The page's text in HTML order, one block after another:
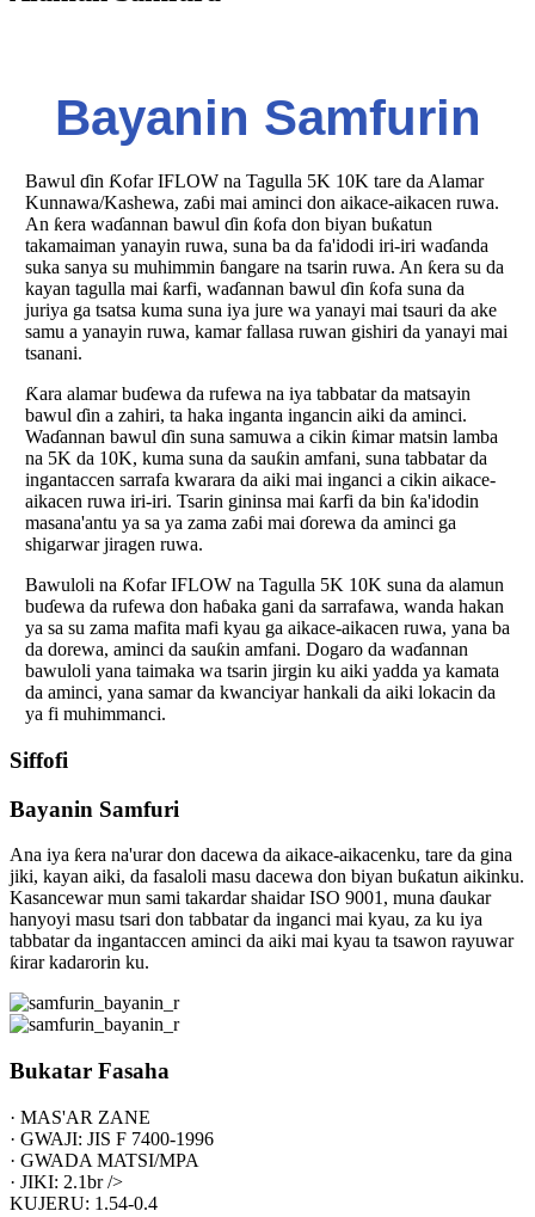
Bayanin Samfurin
Bawul ɗin Ƙofar IFLOW na Tagulla 5K 10K tare da Alamar
Kunnawa/Kashewa, zaɓi mai aminci don aikace-aikacen ruwa.
An ƙera waɗannan bawul ɗin ƙofa don biyan buƙatun
takamaiman yanayin ruwa, suna ba da fa'idodi iri-iri waɗanda
suka sanya su muhimmin ɓangare na tsarin ruwa. An ƙera su da
kayan tagulla mai ƙarfi, waɗannan bawul ɗin ƙofa suna da
juriya ga tsatsa kuma suna iya jure wa yanayi mai tsauri da ake
samu a yanayin ruwa, kamar fallasa ruwan gishiri da yanayi mai
tsanani.
Ƙara alamar buɗewa da rufewa na iya tabbatar da matsayin
bawul ɗin a zahiri, ta haka inganta ingancin aiki da aminci.
Waɗannan bawul ɗin suna samuwa a cikin ƙimar matsin lamba
na 5K da 10K, kuma suna da sauƙin amfani, suna tabbatar da
ingantaccen sarrafa kwarara da aiki mai inganci a cikin aikace-
aikacen ruwa iri-iri. Tsarin gininsa mai ƙarfi da bin ƙa'idodin
masana'antu ya sa ya zama zaɓi mai ɗorewa da aminci ga
shigarwar jiragen ruwa.
Bawuloli na Ƙofar IFLOW na Tagulla 5K 10K suna da alamun
buɗewa da rufewa don haɓaka gani da sarrafawa, wanda hakan
ya sa su zama mafita mafi kyau ga aikace-aikacen ruwa, yana ba
da dorewa, aminci da sauƙin amfani. Dogaro da waɗannan
bawuloli yana taimaka wa tsarin jirgin ku aiki yadda ya kamata
da aminci, yana samar da kwanciyar hankali da aiki lokacin da
ya fi muhimmanci.
Siffofi
Bayanin Samfuri
Ana iya ƙera na'urar don dacewa da aikace-aikacenku, tare da gina
jiki, kayan aiki, da fasaloli masu dacewa don biyan buƙatun aikinku.
Kasancewar mun sami takardar shaidar ISO 9001, muna ɗaukar
hanyoyi masu tsari don tabbatar da inganci mai kyau, za ku iya
tabbatar da ingantaccen aminci da aiki mai kyau ta tsawon rayuwar
ƙirar kadarorin ku.
Bukatar Fasaha
· MAS'AR ZANE
· GWAJI: JIS F 7400-1996
· GWADA MATSI/MPA
· JIKI: 2.1br />
KUJERU: 1.54-0.4